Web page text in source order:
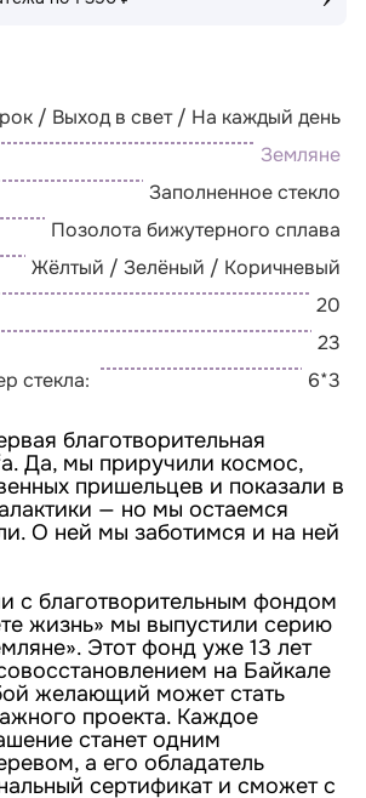
/ Выход в свет / На каждый день
Земляне
Заполненное стекло
Позолота бижутерного сплава
Жёлтый / Зелёный / Коричневый
20
23
стекла:
6*3
благотворительная
Да, мы приручили космос,
пришельцев и показали в
— но мы остаемся
О ней мы заботимся и на ней
с благотворительным фондом
жизнь» мы выпустили серию
Этот фонд уже 13 лет
на Байкале
желающий может стать
проекта. Каждое
станет одним
а его обладатель
сертификат и сможет с